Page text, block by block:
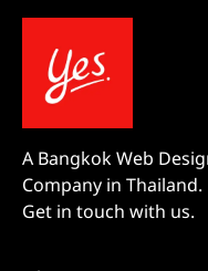
A Bangkok Web
Company in Thailand.
Get in touch with us.